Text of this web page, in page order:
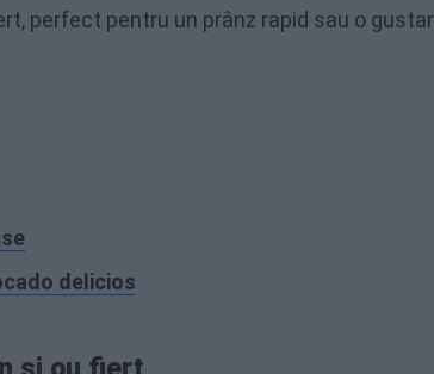
perfect pentru un prânz rapid sau o
delicios